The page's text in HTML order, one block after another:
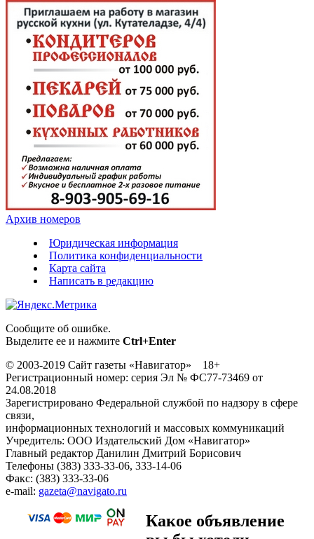
Архив номеров
Юридическая информация
Политика конфиденциальности
Карта сайта
Написать в редакцию
Сообщите об ошибке.
Выделите ее и нажмите Ctrl+Enter
© 2003-2019 Сайт газеты «Навигатор» 18+
Регистрационный номер: серия Эл № ФС77-73469 от
24.08.2018
Зарегистрировано Федеральной службой по надзору в сфере
связи,
информационных технологий и массовых коммуникаций
Учредитель: ООО Издательский Дом «Навигатор»
Главный редактор Данилин Дмитрий Борисович
Телефоны (383) 333-33-06, 333-14-06
Факс: (383) 333-33-06
e-mail: gazeta@navigato.ru
Какое объявление